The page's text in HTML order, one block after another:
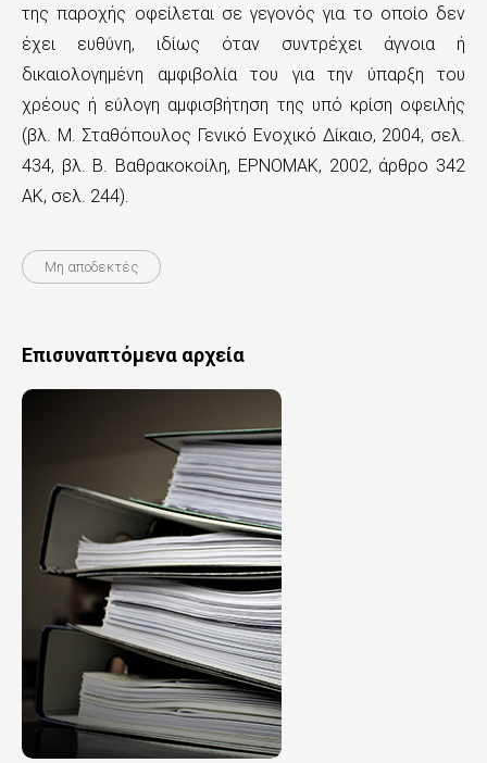
της παροχής οφείλεται σε γεγονός για το οποίο δεν
έχει ευθύνη, ιδίως όταν συντρέχει άγνοια ή
δικαιολογημένη αμφιβολία του για την ύπαρξη του
χρέους ή εύλογη αμφισβήτηση της υπό κρίση οφειλής
(βλ. Μ. Σταθόπουλος Γενικό Ενοχικό Δίκαιο, 2004, σελ.
434, βλ. Β. Βαθρακοκοίλη, ΕΡΝΟΜΑΚ, 2002, άρθρο 342
ΑΚ, σελ. 244).
Μη αποδεκτές
Επισυναπτόμενα αρχεία